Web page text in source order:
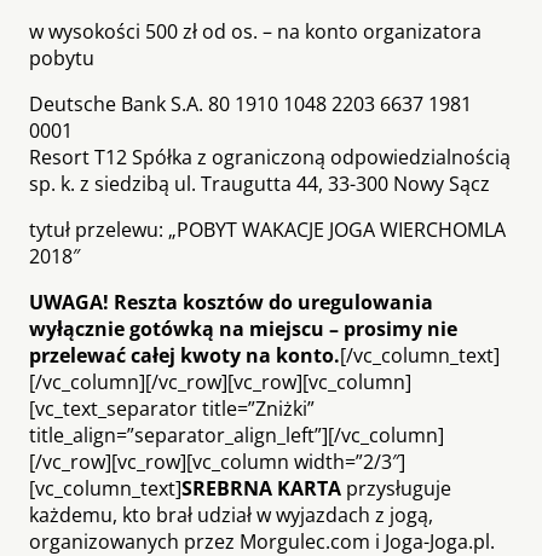
w wysokości 500 zł od os. – na konto organizatora
pobytu
Deutsche Bank S.A. 80 1910 1048 2203 6637 1981
0001
Resort T12 Spółka z ograniczoną odpowiedzialnością
sp. k. z siedzibą ul. Traugutta 44, 33-300 Nowy Sącz
tytuł przelewu: „POBYT WAKACJE JOGA WIERCHOMLA
2018″
UWAGA! Reszta kosztów do uregulowania
wyłącznie gotówką na miejscu – prosimy nie
przelewać całej kwoty na konto.[/vc_column_text]
[/vc_column][/vc_row][vc_row][vc_column]
[vc_text_separator title=”Zniżki”
title_align=”separator_align_left”][/vc_column]
[/vc_row][vc_row][vc_column width=”2/3″]
[vc_column_text]SREBRNA KARTA przysługuje
każdemu, kto brał udział w wyjazdach z jogą,
organizowanych przez Morgulec.com i Joga-Joga.pl.